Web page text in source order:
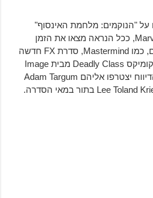
על "הנוקמים: מלחמת האינסוף"
והסרט הבא אחריו עבור Marvel, ככל הנראה מצאו את הזמן
לתכנן על פרויקטים עתידיים, כמו Mastermind, סדרת FX חדשה
שהם יביימו ויפיקו וסדרה לקומיקס Deadly Class מבית Image
שתעלה בערוץ Syfy. לפי הדיווח יצטרפו אליהם Adam Targum